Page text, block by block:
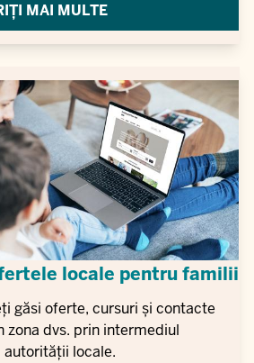
MAI MULTE
locale pentru familii
găsi oferte, cursuri și contacte
zona dvs. prin intermediul
autorității locale.